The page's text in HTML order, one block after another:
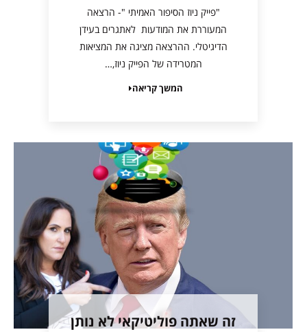
"פייק ניוז הסיפור האמיתי "- הרצאה
המעוררת את המודעות לאתגרים בעידן
הדיגיטלי. ההרצאה מציגה את המציאות
המטרידה של הפייק ניוז,…
המשך קריאה
זה שאתה פוליטיקאי לא נותן